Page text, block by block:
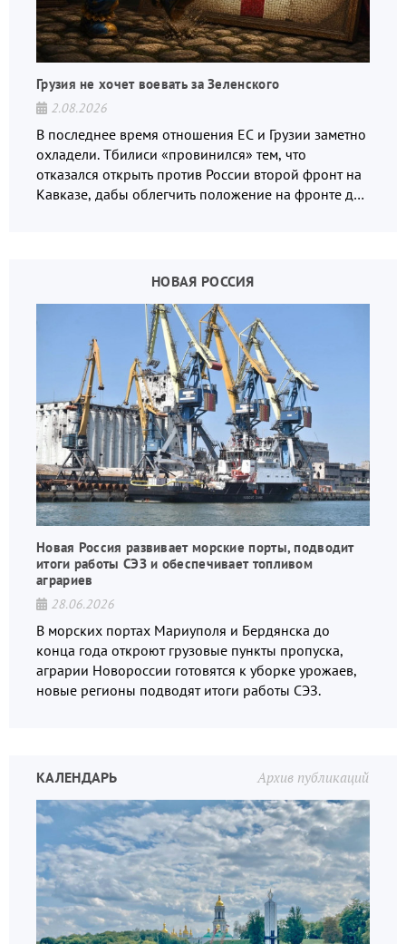
Грузия не хочет воевать за Зеленского
2.08.2026
В последнее время отношения ЕС и Грузии заметно
охладели. Тбилиси «провинился» тем, что
отказался открыть против России второй фронт на
Кавказе, дабы облегчить положение на фронте для
НОВАЯ РОССИЯ
Новая Россия развивает морские порты, подводит
итоги работы СЭЗ и обеспечивает топливом
аграриев
28.06.2026
В морских портах Мариуполя и Бердянска до
конца года откроют грузовые пункты пропуска,
аграрии Новороссии готовятся к уборке урожаев,
новые регионы подводят итоги работы СЭЗ.
Архив публикаций
КАЛЕНДАРЬ